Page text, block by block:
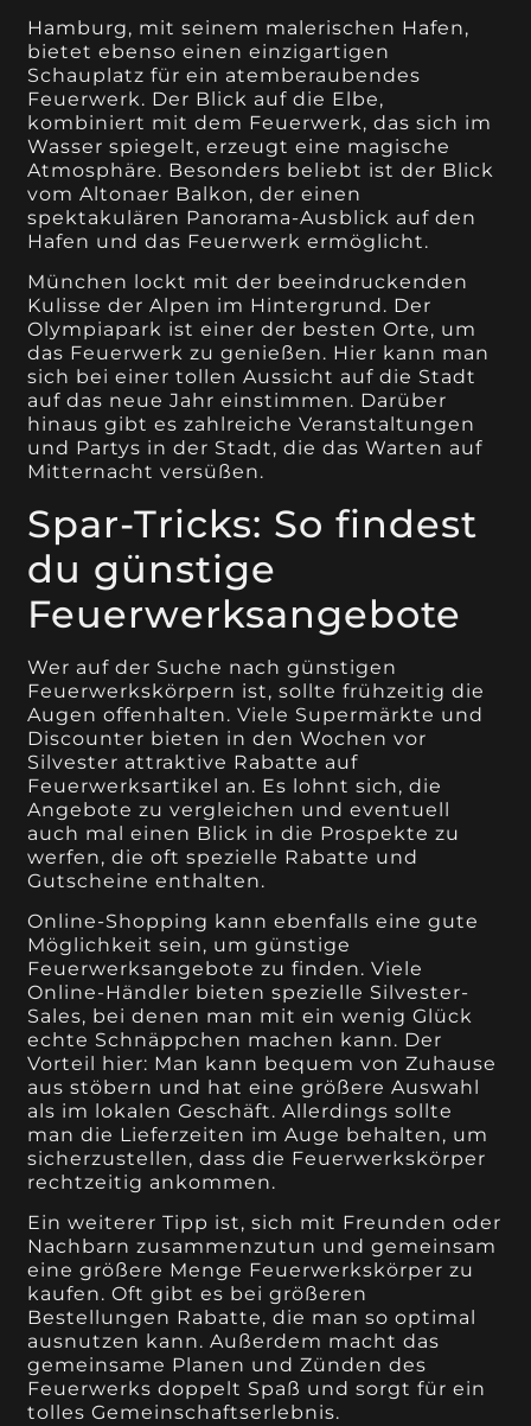
Hamburg, mit seinem malerischen Hafen,
bietet ebenso einen einzigartigen
Schauplatz für ein atemberaubendes
Feuerwerk. Der Blick auf die Elbe,
kombiniert mit dem Feuerwerk, das sich im
Wasser spiegelt, erzeugt eine magische
Atmosphäre. Besonders beliebt ist der Blick
vom Altonaer Balkon, der einen
spektakulären Panorama-Ausblick auf den
Hafen und das Feuerwerk ermöglicht.
München lockt mit der beeindruckenden
Kulisse der Alpen im Hintergrund. Der
Olympiapark ist einer der besten Orte, um
das Feuerwerk zu genießen. Hier kann man
sich bei einer tollen Aussicht auf die Stadt
auf das neue Jahr einstimmen. Darüber
hinaus gibt es zahlreiche Veranstaltungen
und Partys in der Stadt, die das Warten auf
Mitternacht versüßen.
Spar-Tricks: So findest
du günstige
Feuerwerksangebote
Wer auf der Suche nach günstigen
Feuerwerkskörpern ist, sollte frühzeitig die
Augen offenhalten. Viele Supermärkte und
Discounter bieten in den Wochen vor
Silvester attraktive Rabatte auf
Feuerwerksartikel an. Es lohnt sich, die
Angebote zu vergleichen und eventuell
auch mal einen Blick in die Prospekte zu
werfen, die oft spezielle Rabatte und
Gutscheine enthalten.
Online-Shopping kann ebenfalls eine gute
Möglichkeit sein, um günstige
Feuerwerksangebote zu finden. Viele
Online-Händler bieten spezielle Silvester-
Sales, bei denen man mit ein wenig Glück
echte Schnäppchen machen kann. Der
Vorteil hier: Man kann bequem von Zuhause
aus stöbern und hat eine größere Auswahl
als im lokalen Geschäft. Allerdings sollte
man die Lieferzeiten im Auge behalten, um
sicherzustellen, dass die Feuerwerkskörper
rechtzeitig ankommen.
Ein weiterer Tipp ist, sich mit Freunden oder
Nachbarn zusammenzutun und gemeinsam
eine größere Menge Feuerwerkskörper zu
kaufen. Oft gibt es bei größeren
Bestellungen Rabatte, die man so optimal
ausnutzen kann. Außerdem macht das
gemeinsame Planen und Zünden des
Feuerwerks doppelt Spaß und sorgt für ein
tolles Gemeinschaftserlebnis.